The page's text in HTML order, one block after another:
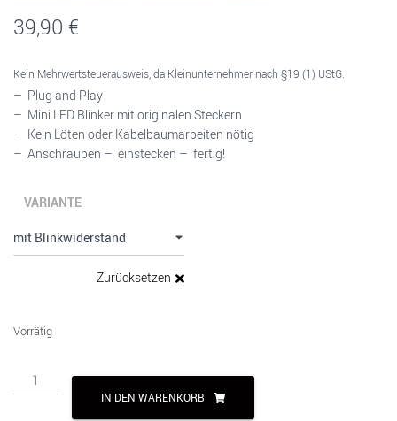
39,90 €
Kein Mehrwertsteuerausweis, da Kleinunternehmer nach §19 (1) UStG.
– Plug and Play
– Mini LED Blinker mit originalen Steckern
– Kein Löten oder Kabelbaumarbeiten nötig
– Anschrauben – einstecken – fertig!
VARIANTE
Zurücksetzen
Vorrätig
ARMA
LED
IN DEN WARENKORB